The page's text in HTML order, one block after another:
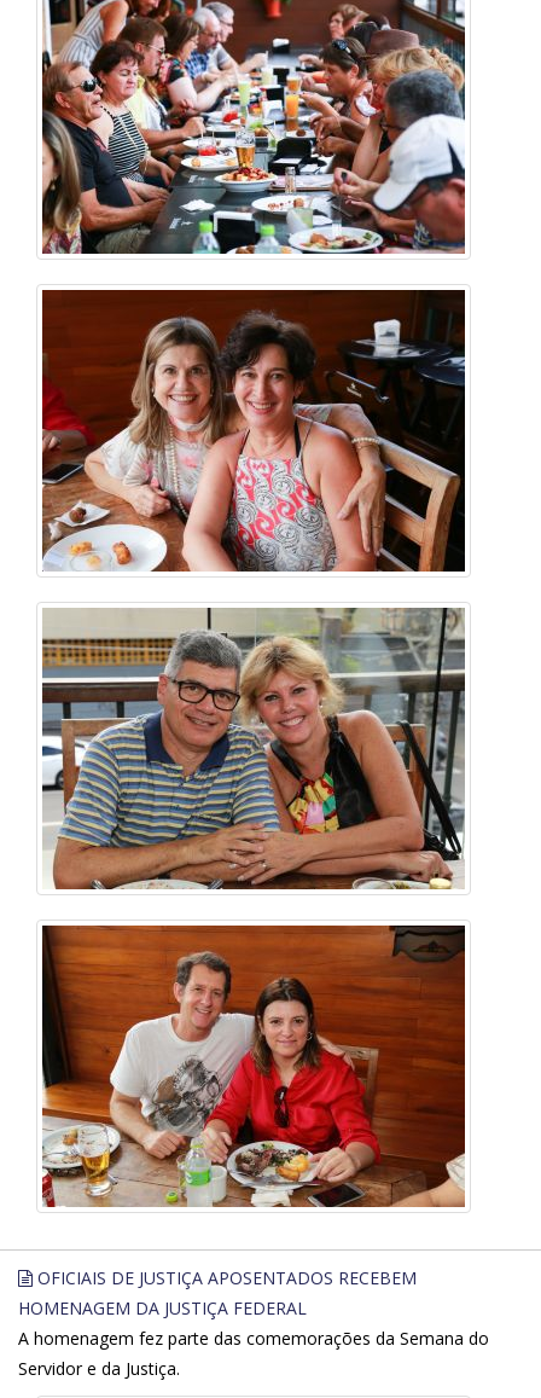
OFICIAIS DE JUSTIÇA APOSENTADOS RECEBEM
HOMENAGEM DA JUSTIÇA FEDERAL
A homenagem fez parte das comemorações da Semana do
Servidor e da Justiça.